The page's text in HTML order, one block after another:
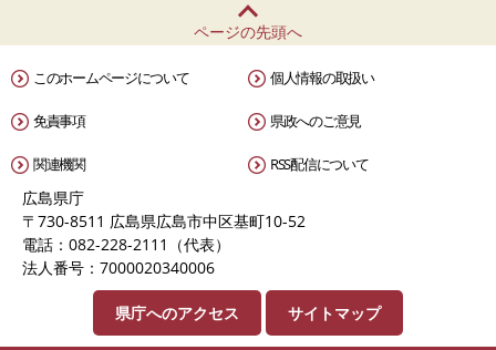
ページの先頭へ
このホームページについて 個人情報の取扱い
免責事項 県政へのご意見
関連機関 RSS配信について
広島県庁
〒730-8511 広島県広島市中区基町10-52
電話：082-228-2111（代表）
法人番号：7000020340006
県庁へのアクセス サイトマップ